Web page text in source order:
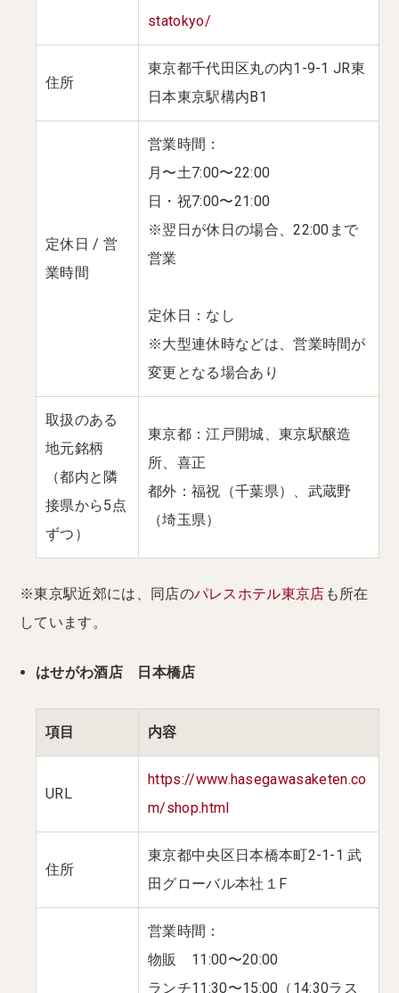
statokyo/
住所
東京都千代田区丸の内1-9-1 JR東
日本東京駅構内B1
定休日 / 営
業時間
営業時間：
月〜土7:00〜22:00
日・祝7:00〜21:00
※翌日が休日の場合、22:00まで
営業
定休日：なし
※大型連休時などは、営業時間が
変更となる場合あり
取扱のある
地元銘柄
（都内と隣
接県から5点
ずつ）
東京都：江戸開城、東京駅醸造
所、喜正
都外：福祝（千葉県）、武蔵野
（埼玉県）
※東京駅近郊には、同店のパレスホテル東京店 も所在
しています。
はせがわ酒店 日本橋店
項目 内容
URL
https://www.hasegawasaketen.co
m/shop.html
住所
東京都中央区日本橋本町2-1-1 武
田グローバル本社１F
営業時間：
物販 11:00〜20:00
ランチ11:30〜15:00（14:30ラス